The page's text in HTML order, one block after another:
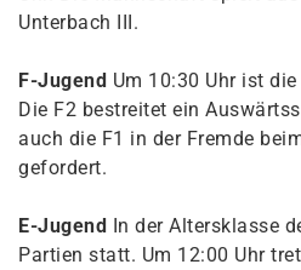
Unterbach III.
F-Jugend Um 10:30 Uhr ist
Die F2 bestreitet ein
auch die F1 in der Fremde
gefordert.
E-Jugend In der Altersklasse
Partien statt. Um 12:00 Uhr